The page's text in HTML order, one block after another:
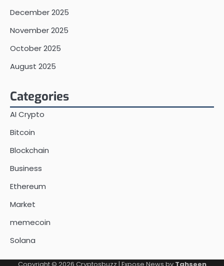
December 2025
November 2025
October 2025
August 2025
Categories
AI Crypto
Bitcoin
Blockchain
Business
Ethereum
Market
memecoin
Solana